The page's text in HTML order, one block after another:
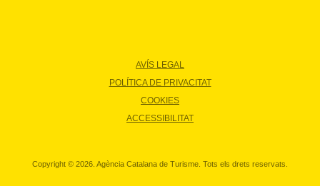
AVÍS LEGAL
POLÍTICA DE PRIVACITAT
COOKIES
ACCESSIBILITAT
Copyright © 2026. Agència Catalana de Turisme. Tots els drets reservats.